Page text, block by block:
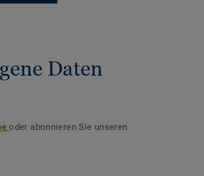
Daten
oder abonnieren Sie unseren